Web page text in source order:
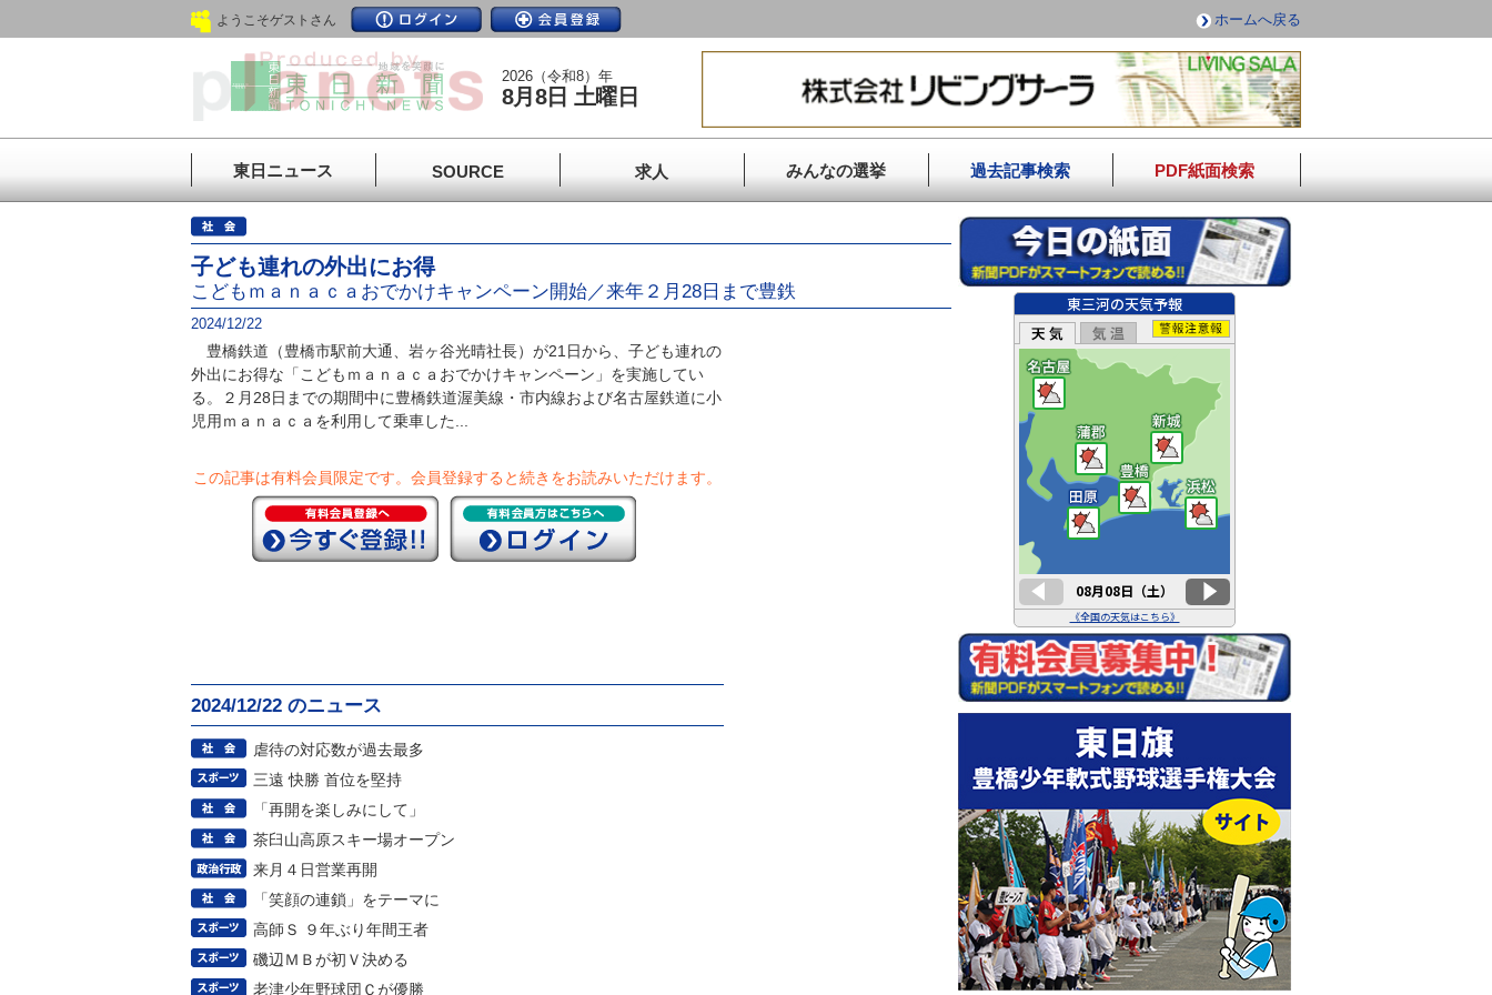
ようこそゲストさん ホームへ戻る
2026（令和8）年
8月8日 土曜日
東日ニュース SOURCE 求人 みんなの選挙 過去記事検索 PDF紙面検索
子ども連れの外出にお得
こどもｍａｎａｃａおでかけキャンペーン開始／来年２月28日まで豊鉄
2024/12/22
豊橋鉄道（豊橋市駅前大通、岩ヶ谷光晴社長）が21日から、子ども連れの
外出にお得な「こどもｍａｎａｃａおでかけキャンペーン」を実施してい
る。２月28日までの期間中に豊橋鉄道渥美線・市内線および名古屋鉄道に小
児用ｍａｎａｃａを利用して乗車した...
この記事は有料会員限定です。 会員登録すると続きをお読みいただけます。
2024/12/22 のニュース
虐待の対応数が過去最多
三遠 快勝 首位を堅持
「再開を楽しみにして」
茶臼山高原スキー場オープン
来月４日営業再開
「笑顔の連鎖」をテーマに
高師Ｓ ９年ぶり年間王者
磯辺ＭＢが初Ｖ決める
老津少年野球団Ｃが優勝